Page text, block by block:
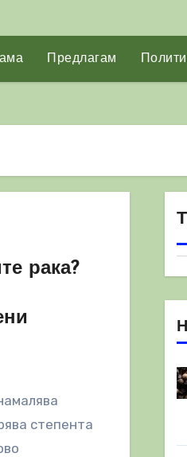
Предлагам
рака?
степента